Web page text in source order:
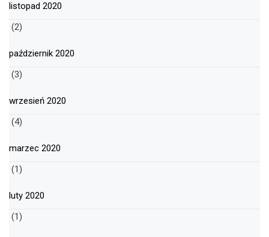
listopad 2020
(2)
październik 2020
(3)
wrzesień 2020
(4)
marzec 2020
(1)
luty 2020
(1)